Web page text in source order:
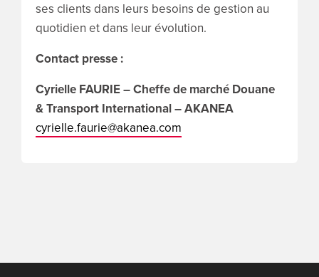
ses clients dans leurs besoins de gestion au
quotidien et dans leur évolution.
Contact presse :
Cyrielle FAURIE – Cheffe de marché Douane
& Transport International – AKANEA
cyrielle.faurie@akanea.com